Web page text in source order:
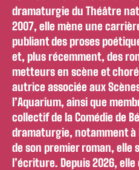
dramaturgie du Théâtre
2007, elle mène une
publiant des proses
et, plus récemment, des
metteurs en scène et
autrice associée aux
l’Aquarium, ainsi que
collectif de la Comédie de
dramaturgie, notamment à
de son premier roman, elle
l’écriture. Depuis 2026,